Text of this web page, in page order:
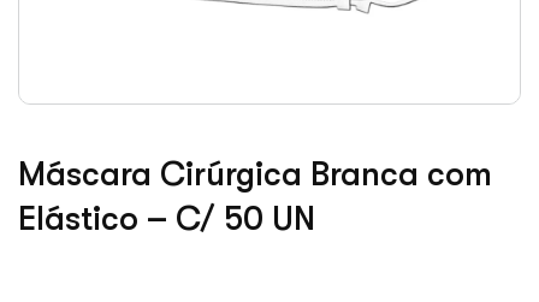
Máscara Cirúrgica Branca com
Elástico – C/ 50 UN